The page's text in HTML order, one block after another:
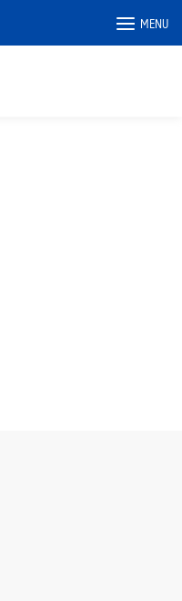
MENU
ด้รับประสบการณ์ที่เกี่ยวข้อง
ข้าชมซ้ำ การคลิก "ยอมรับ"